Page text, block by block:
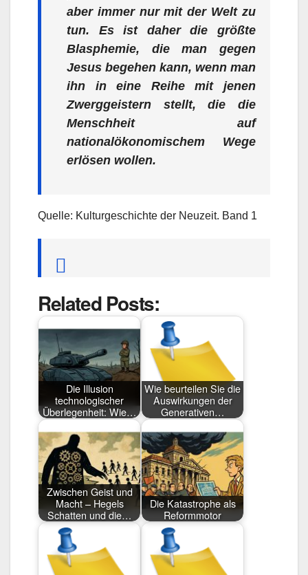
aber immer nur mit der Welt zu
tun. Es ist daher die größte
Blasphemie, die man gegen
Jesus begehen kann, wenn man
ihn in eine Reihe mit jenen
Zwerggeistern stellt, die die
Menschheit auf
nationalökonomischem Wege
erlösen wollen.
Quelle: Kulturgeschichte der Neuzeit. Band 1
Related Posts:
Die Illusion
technologischer
Überlegenheit: Wie…
Wie beurteilen Sie die
Auswirkungen der
Generativen…
Zwischen Geist und
Macht – Hegels
Schatten und die…
Die Katastrophe als
Reformmotor